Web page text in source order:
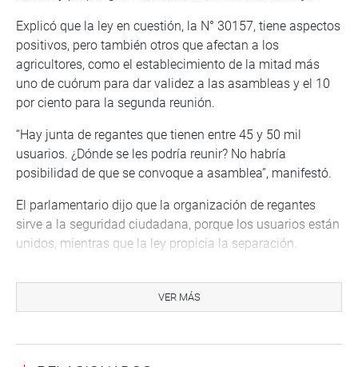
Explicó que la ley en cuestión, la N° 30157, tiene aspectos
positivos, pero también otros que afectan a los
agricultores, como el establecimiento de la mitad más
uno de cuórum para dar validez a las asambleas y el 10
por ciento para la segunda reunión.
“Hay junta de regantes que tienen entre 45 y 50 mil
usuarios. ¿Dónde se les podría reunir? No habría
posibilidad de que se convoque a asamblea”, manifestó.
El parlamentario dijo que la organización de regantes
sirve a la seguridad ciudadana, porque los usuarios están
unidos, mientras que la ley propicia la separación.
lograr consensos y el entendimiento entre el Estado-el
gobierno- y los agricultores”, anotó tras indicar que de
VER MÁS